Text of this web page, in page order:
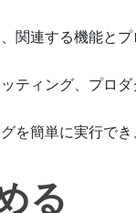
関連する機能と
ティング、プロ
を簡単に実行でき
る